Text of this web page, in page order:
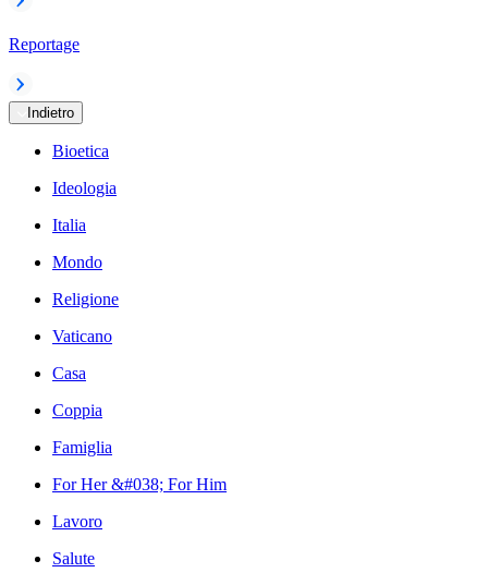
Reportage
Indietro
Bioetica
Ideologia
Italia
Mondo
Religione
Vaticano
Casa
Coppia
Famiglia
For Her &#038; For Him
Lavoro
Salute